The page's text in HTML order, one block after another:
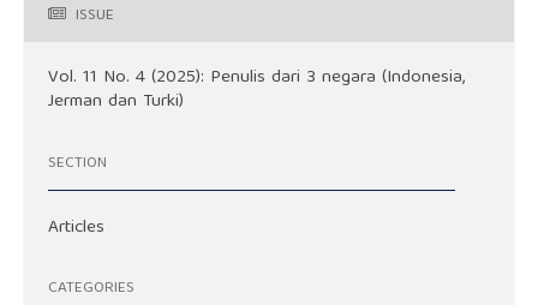
ISSUE
Vol. 11 No. 4 (2025): Penulis dari 3 negara (Indonesia,
Jerman dan Turki)
SECTION
Articles
CATEGORIES